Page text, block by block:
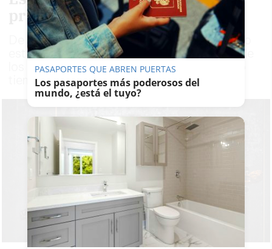
programa sobre Bach y Abel
De padre sirio y madre palestina, el sevillano
está considerado internacionalmente uno de
los más grandes violagambistas de nuestro
tiempo
PASAPORTES QUE ABREN PUERTAS
Los pasaportes más poderosos del
mundo, ¿está el tuyo?